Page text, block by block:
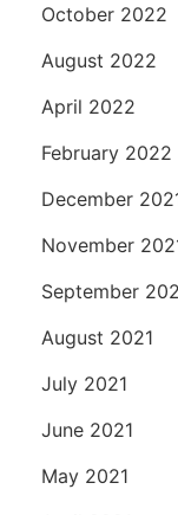
October 2022
August 2022
April 2022
February 2022
December
November
September
August 2021
July 2021
June 2021
May 2021